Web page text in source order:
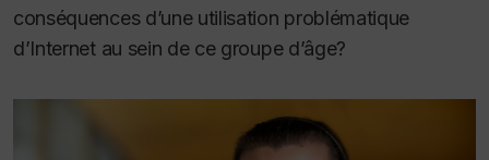
conséquences d’une utilisation problématique
d’Internet au sein de ce groupe d’âge?